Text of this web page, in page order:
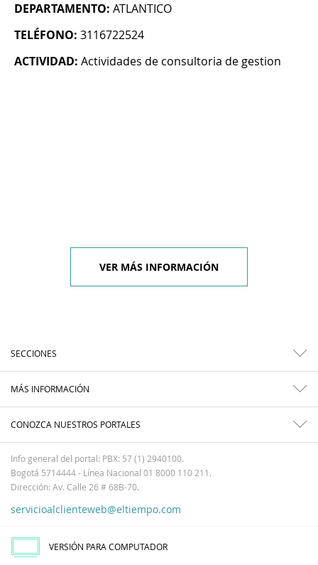
DEPARTAMENTO: ATLANTICO
TELÉFONO: 3116722524
ACTIVIDAD: Actividades de consultoria de gestion
VER MÁS INFORMACIÓN
SECCIONES
MÁS INFORMACIÓN
CONOZCA NUESTROS PORTALES
Info general del portal: PBX: 57 (1) 2940100.
Bogotá 5714444 - Línea Nacional 01 8000 110 211.
Dirección: Av. Calle 26 # 68B-70.
servicioalclienteweb@eltiempo.com
VERSIÓN PARA COMPUTADOR